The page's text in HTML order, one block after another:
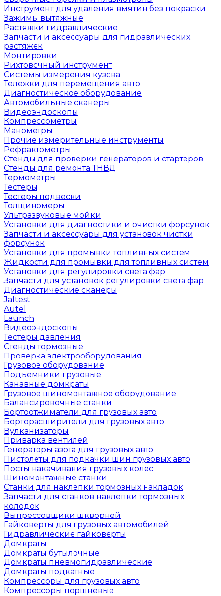
Инструмент для удаления вмятин без покраски
Зажимы вытяжные
Растяжки гидравлические
Запчасти и аксессуары для гидравлических
растяжек
Монтировки
Рихтовочный инструмент
Системы измерения кузова
Тележки для перемещения авто
Диагностическое оборудование
Автомобильные сканеры
Видеоэндоскопы
Компрессометры
Манометры
Прочие измерительные инструменты
Рефрактометры
Стенды для проверки генераторов и стартеров
Стенды для ремонта ТНВД
Термометры
Тестеры
Тестеры подвески
Толщиномеры
Ультразвуковые мойки
Установки для диагностики и очистки форсунок
Запчасти и аксессуары для установок чистки
форсунок
Установки для промывки топливных систем
Жидкости для промывки для топливных систем
Установки для регулировки света фар
Запчасти для установок регулировки света фар
Диагностические сканеры
Jaltest
Autel
Launch
Видеоэндоскопы
Тестеры давления
Стенды тормозные
Проверка электрооборудования
Грузовое оборудование
Подъемники грузовые
Канавные домкраты
Грузовое шиномонтажное оборудование
Балансировочные станки
Бортоотжиматели для грузовых авто
Борторасширители для грузовых авто
Вулканизаторы
Приварка вентилей
Генераторы азота для грузовых авто
Пистолеты для подкачки шин грузовых авто
Посты накачивания грузовых колес
Шиномонтажные станки
Станки для наклепки тормозных накладок
Запчасти для станков наклепки тормозных
колодок
Выпрессовщики шкворней
Гайковерты для грузовых автомобилей
Гидравлические гайковерты
Домкраты
Домкраты бутылочные
Домкраты пневмогидравлические
Домкраты подкатные
Компрессоры для грузовых авто
Компрессоры поршневые